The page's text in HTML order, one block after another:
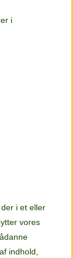
i
i et eller
vores
indhold,